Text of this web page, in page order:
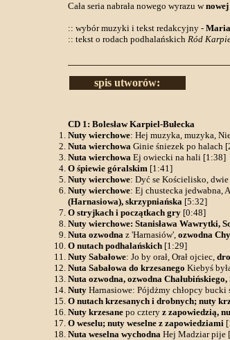
Cała seria nabrała nowego wyrazu w
:: wybór muzyki i tekst redakcyjny - Maria
:: tekst o rodach podhalańskich Ród
spis utworów:
CD 1: Bolesław Karpiel-Bułecka
Nuty wierchowe: Hej muzyka, muzyka,
Nuta wierchowaGinie śniezek po halach
Nuta wierchowaEj owiecki na hali [1:38]
O śpiewie góralskim[1:41]
Nuty wierchowe: Dyć se Kościelisko, dwie
Nuty wierchowe: Ej chustecka jedwabna,
(Harnasiowa), skrzypniańska[5:32]
O stryjkach i początkach gry[0:48]
Nuty wierchowe: Stanisława Wawrytki,
Nuta ozwodnaz 'Harnasiów', ozwodna
O nutach podhalańskich[1:29]
Nuty Sabałowe: Jo by orał, Orał ojciec,
Nuta Sabałowa do krzesanego Kiebyś
Nuta ozwodna, ozwodna Chałubińskiego,
NutyHarnasiowe: Pójdżmy chłopcy bucki
O nutach krzesanych i drobnych; nuty
Nuty krzesanepo cztery z zapowiedzią,
O weselu; nuty weselne z zapowiedziami
Nuta weselna wychodnaHej Madziar pije